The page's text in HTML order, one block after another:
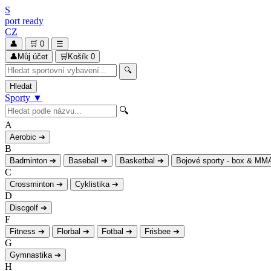
S
port ready
CZ
👤 🛒 0
☰
👤 Můj účet 🛒 Košík 0
🔍
Hledat
Sporty ▼
🔍
A
Aerobic ➔
B
Badminton ➔ Baseball ➔ Basketbal ➔ Bojové sporty - box &
C
Crossminton ➔ Cyklistika ➔
D
Discgolf ➔
F
Fitness ➔ Florbal ➔ Fotbal ➔ Frisbee ➔
G
Gymnastika ➔
H